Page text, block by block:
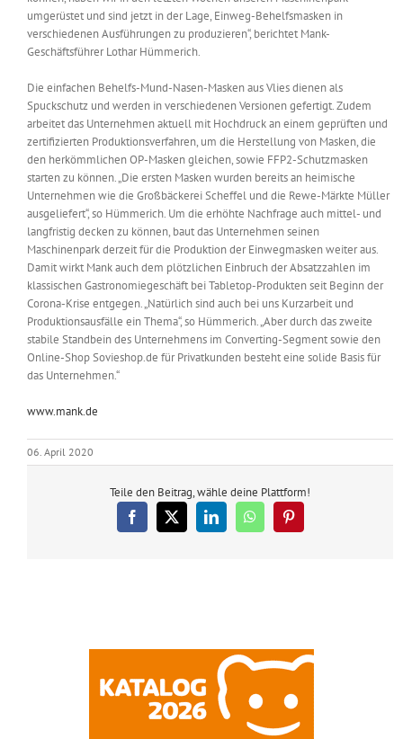
umgerüstet und sind jetzt in der Lage, Einweg-Behelfsmasken in
verschiedenen Ausführungen zu produzieren“, berichtet Mank-
Geschäftsführer Lothar Hümmerich.
Die einfachen Behelfs-Mund-Nasen-Masken aus Vlies dienen als
Spuckschutz und werden in verschiedenen Versionen gefertigt. Zudem
arbeitet das Unternehmen aktuell mit Hochdruck an einem geprüften und
zertifizierten Produktionsverfahren, um die Herstellung von Masken, die
den herkömmlichen OP-Masken gleichen, sowie FFP2-Schutzmasken
starten zu können. „Die ersten Masken wurden bereits an heimische
Unternehmen wie die Großbäckerei Scheffel und die Rewe-Märkte Müller
ausgeliefert“, so Hümmerich. Um die erhöhte Nachfrage auch mittel- und
langfristig decken zu können, baut das Unternehmen seinen
Maschinenpark derzeit für die Produktion der Einwegmasken weiter aus.
Damit wirkt Mank auch dem plötzlichen Einbruch der Absatzzahlen im
klassischen Gastronomiegeschäft bei Tabletop-Produkten seit Beginn der
Corona-Krise entgegen. „Natürlich sind auch bei uns Kurzarbeit und
Produktionsausfälle ein Thema“, so Hümmerich. „Aber durch das zweite
stabile Standbein des Unternehmens im Converting-Segment sowie den
Online-Shop Sovieshop.de für Privatkunden besteht eine solide Basis für
das Unternehmen.“
www.mank.de
06. April 2020
Teile den Beitrag, wähle deine Plattform!
Facebook
X LinkedInWhatsAppPinterest